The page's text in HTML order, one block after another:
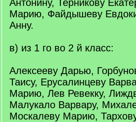
Антонину, Терникову
Марию, Файдышеву
Анну.
в) из 1 го во 2 й класс:
Алексееву Дарью,
Таису, Ерусалинцеву
Марию, Лев Ревекку,
Малукало Варвару,
Москалеву Марию,